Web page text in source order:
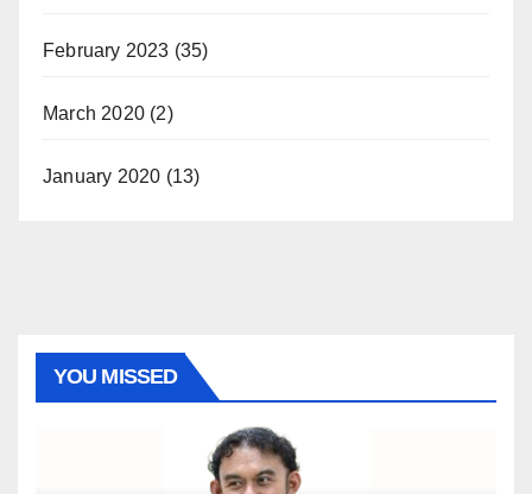
February 2023 (35)
March 2020 (2)
January 2020 (13)
YOU MISSED